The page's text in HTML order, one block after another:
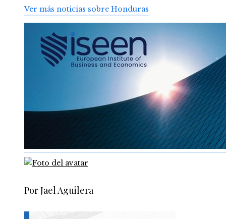
Ver más noticias sobre Honduras
Por Jael Aguilera